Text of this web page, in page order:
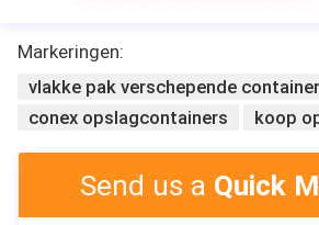
Markeringen:
vlakke pak verschepende container
conex opslagcontainers
koop
Send us a Quick